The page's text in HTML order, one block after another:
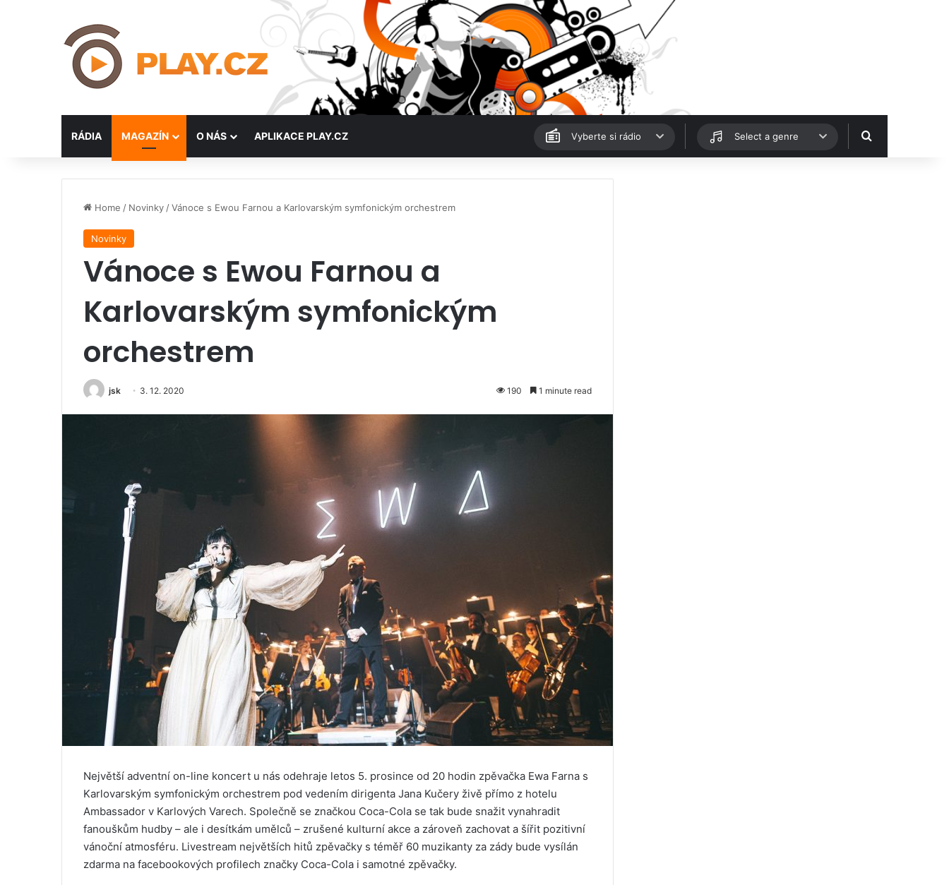
RÁDIA MAGAZÍN O NÁS APLIKACE PLAY.CZ Vyberte si rádio Select a genre Hledat
Home / Novinky /Vánoce s Ewou Farnou a Karlovarským symfonickým orchestrem
Novinky
Vánoce s Ewou Farnou a
Karlovarským symfonickým
orchestrem
jsk 3. 12. 2020 190 1 minute read
Největší adventní on-line koncert u nás odehraje letos 5. prosince od 20 hodin zpěvačka Ewa Farna s
Karlovarským symfonickým orchestrem pod vedením dirigenta Jana Kučery živě přímo z hotelu
Ambassador v Karlových Varech. Společně se značkou Coca-Cola se tak bude snažit vynahradit
fanouškům hudby – ale i desítkám umělců – zrušené kulturní akce a zároveň zachovat a šířit pozitivní
vánoční atmosféru. Livestream největších hitů zpěvačky s téměř 60 muzikanty za zády bude vysílán
zdarma na facebookových profilech značky Coca-Cola i samotné zpěvačky.